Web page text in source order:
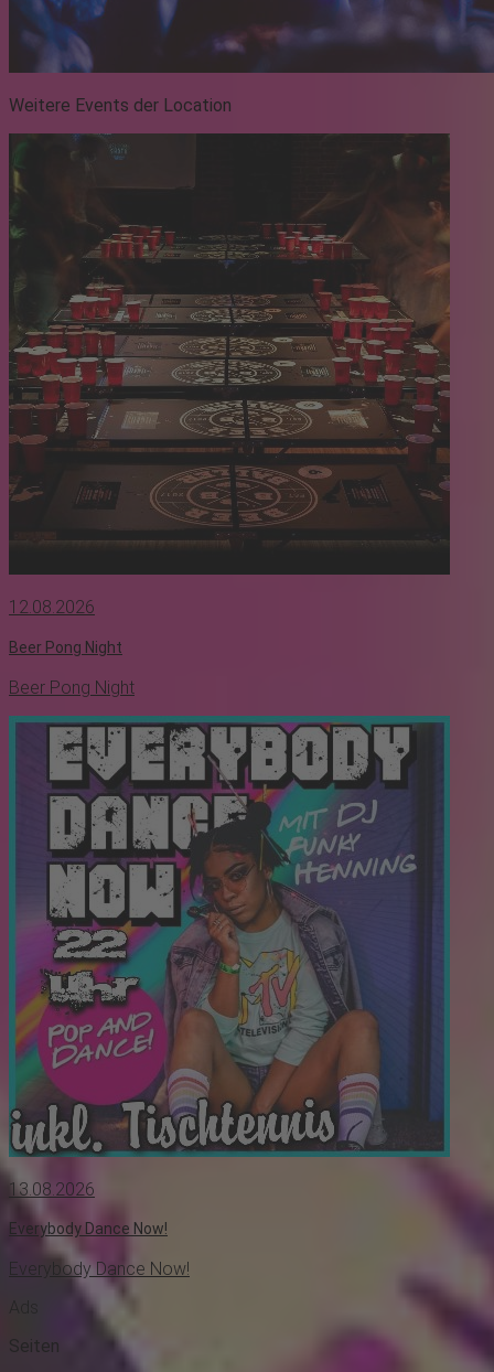
Weitere Events der Location
12.08.2026
Beer Pong Night
Beer Pong Night
13.08.2026
Everybody Dance Now!
Everybody Dance Now!
Seiten